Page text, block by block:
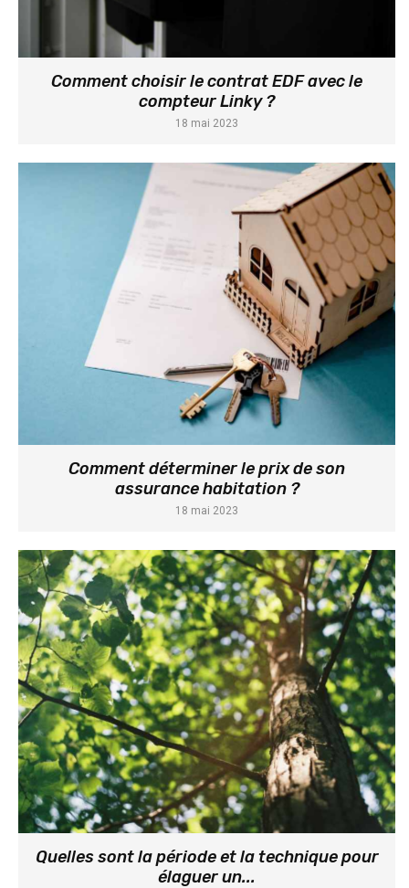
Comment choisir le contrat EDF avec le
compteur Linky ?
18 mai 2023
Comment déterminer le prix de son
assurance habitation ?
18 mai 2023
Quelles sont la période et la technique pour
élaguer un...